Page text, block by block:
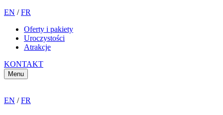
EN /FR
Oferty i pakiety
Uroczystości
Atrakcje
KONTAKT
Menu
EN /FR